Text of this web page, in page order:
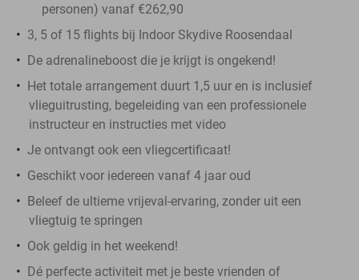
personen) vanaf €262,90
3, 5 of 15 flights bij Indoor Skydive Roosendaal
De adrenalineboost die je krijgt is ongekend!
Het totale arrangement duurt 1,5 uur en is inclusief
vlieguitrusting, begeleiding van een professionele
instructeur en instructies met video
Je ontvangt ook een vliegcertificaat!
Geschikt voor iedereen vanaf 4 jaar oud
Beleef de ultieme vrijeval-ervaring, zonder uit een
vliegtuig te springen
Ook geldig in het weekend!
Dé perfecte activiteit met je beste vrienden of